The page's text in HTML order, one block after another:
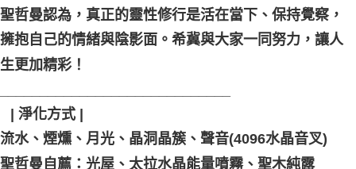
聖哲曼認為，真正的靈性修行是活在當下、保持覺察，
擁抱自己的情緒與陰影面。希冀與大家一同努力，讓人
生更加精彩！
⠀| 淨化方式 |
流水、煙燻、月光、晶洞晶簇、聲音(4096水晶音叉)
聖哲曼自薦：光屋、太拉水晶能量噴霧、聖木純露